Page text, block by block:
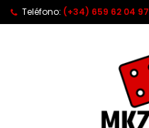
Teléfono: (+34) 659 62 04 97